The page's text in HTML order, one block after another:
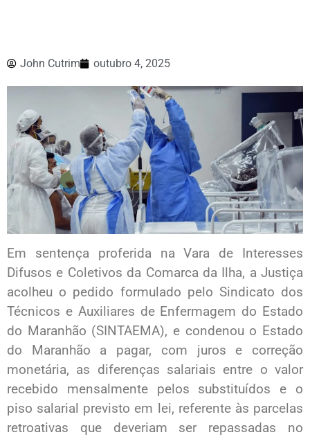
John Cutrim outubro 4, 2025
Em sentença proferida na Vara de Interesses
Difusos e Coletivos da Comarca da Ilha, a Justiça
acolheu o pedido formulado pelo Sindicato dos
Técnicos e Auxiliares de Enfermagem do Estado
do Maranhão (SINTAEMA), e condenou o Estado
do Maranhão a pagar, com juros e correção
monetária, as diferenças salariais entre o valor
recebido mensalmente pelos substituídos e o
piso salarial previsto em lei, referente às parcelas
retroativas que deveriam ser repassadas no